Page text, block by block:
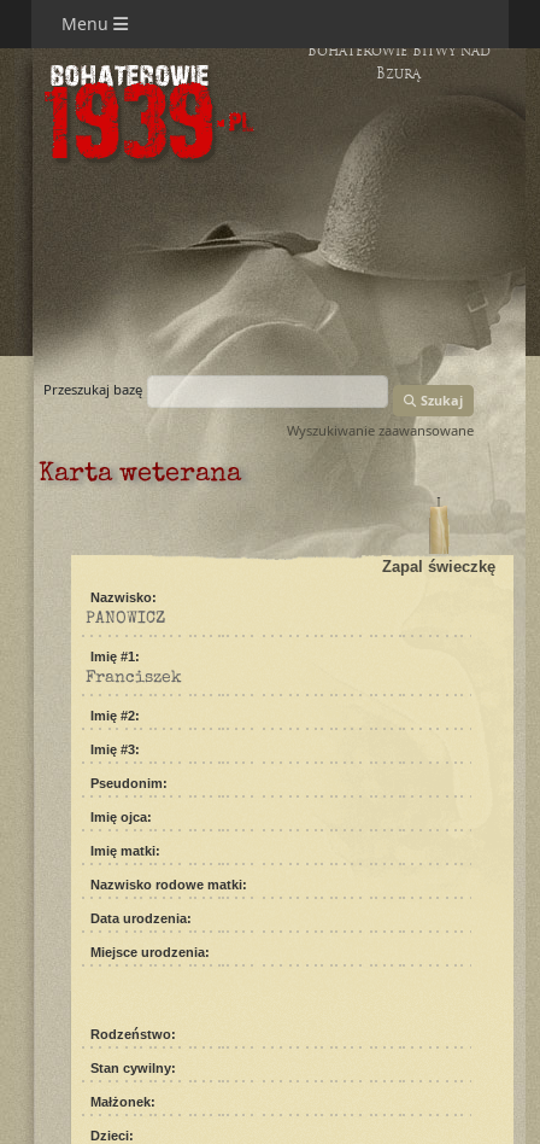
Menu
Bohaterowie Bitwy nad
Bzurą
Przeszukaj bazę
Szukaj
Wyszukiwanie zaawansowane
Karta weterana
Zapal świeczkę
Nazwisko:
PANOWICZ
Imię #1:
Franciszek
Imię #2:
Imię #3:
Pseudonim:
Imię ojca:
Imię matki:
Nazwisko rodowe matki:
Data urodzenia:
Miejsce urodzenia:
Rodzeństwo:
Stan cywilny:
Małżonek:
Dzieci: